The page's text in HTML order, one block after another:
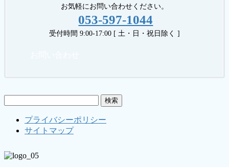
お気軽にお問い合わせください。
053-597-1044
受付時間 9:00-17:00 [ 土・日・祝日除く ]
プライバシーポリシー
サイトマップ